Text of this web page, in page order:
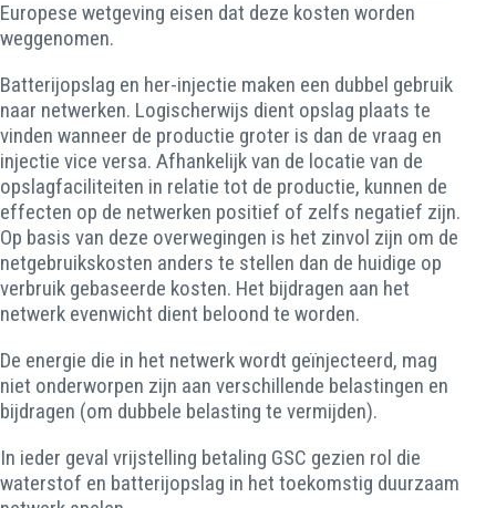
Europese wetgeving eisen dat deze kosten worden
weggenomen.
Batterijopslag en her-injectie maken een dubbel gebruik
naar netwerken. Logischerwijs dient opslag plaats te
vinden wanneer de productie groter is dan de vraag en
injectie vice versa. Afhankelijk van de locatie van de
opslagfaciliteiten in relatie tot de productie, kunnen de
effecten op de netwerken positief of zelfs negatief zijn.
Op basis van deze overwegingen is het zinvol zijn om de
netgebruikskosten anders te stellen dan de huidige op
verbruik gebaseerde kosten. Het bijdragen aan het
netwerk evenwicht dient beloond te worden.
De energie die in het netwerk wordt geïnjecteerd, mag
niet onderworpen zijn aan verschillende belastingen en
bijdragen (om dubbele belasting te vermijden).
In ieder geval vrijstelling betaling GSC gezien rol die
waterstof en batterijopslag in het toekomstig duurzaam